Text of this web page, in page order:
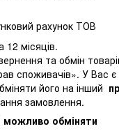
рахунок ТОВ
12 місяців.
та обмін
споживачів». У Вас є
його на інший
замовлення.
можливо обміняти